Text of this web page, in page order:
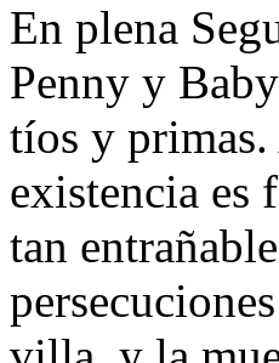
En plena
Penny y
tíos y primas.
existencia es
tan